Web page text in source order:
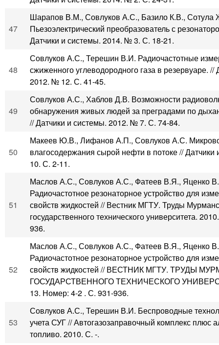
47
Шарапов В.М., Совлуков А.С., Базило К.В., Сотула
Пьезоэлектрический преобразователь с
Датчики и системы. 2014. № 3. С. 18-21.
48
Совлуков А.С., Терешин В.И. Радиочастотные
сжиженного углеводородного газа в резервуаре. //
2012. № 12. С. 41-45.
49
Совлуков А.С., Хаблов Д.В. Возможности
обнаружения живых людей за преградами по
// Датчики и системы. 2012. № 7. С. 74-84.
50
Макеев Ю.В., Лифанов А.П., Совлуков А.С.
влагосодержания сырой нефти в потоке //
10. С. 2-11.
51
Маслов А.С., Совлуков А.С., Фатеев В.Я., Яценко
Радиочастотное резонаторное устройство для
свойств жидкостей // Вестник МГТУ. Труды
государственного технического университета.
936.
52
Маслов А.С., Совлуков А.С., Фатеев В.Я., Яценко
Радиочастотное резонаторное устройство для
свойств жидкостей // ВЕСТНИК МГТУ. ТРУДЫ
ГОСУДАРСТВЕННОГО ТЕХНИЧЕСКОГО
13. Номер: 4-2 . С. 931-936.
53
Совлуков А.С., Терешин В.И. Беспроводные
учета СУГ // Автогазозаправочный комплекс плюс
топливо. 2010. С. -.